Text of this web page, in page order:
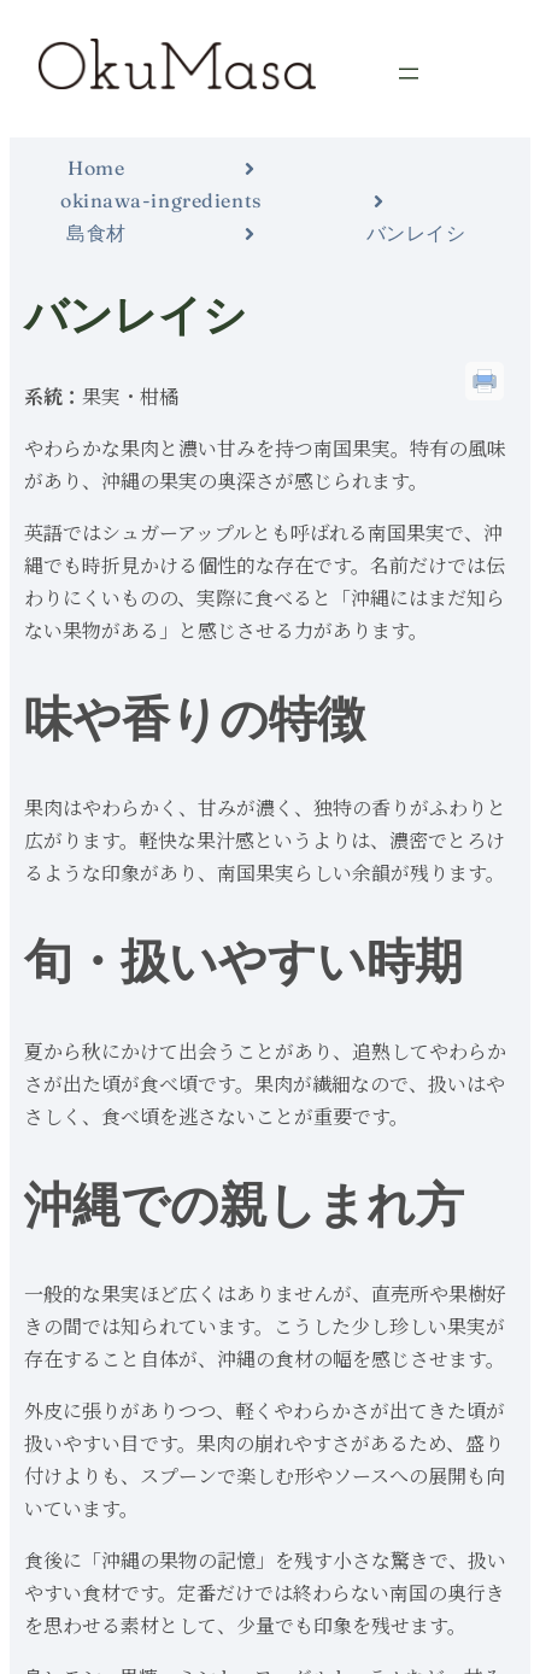
Home
okinawa-ingredients
島食材
バンレイシ
バンレイシ
系統： 果実・柑橘
やわらかな果肉と濃い甘みを持つ南国果実。特有の風味
があり、沖縄の果実の奥深さが感じられます。
英語ではシュガーアップルとも呼ばれる南国果実で、沖
縄でも時折見かける個性的な存在です。名前だけでは伝
わりにくいものの、実際に食べると「沖縄にはまだ知ら
ない果物がある」と感じさせる力があります。
味や香りの特徴
果肉はやわらかく、甘みが濃く、独特の香りがふわりと
広がります。軽快な果汁感というよりは、濃密でとろけ
るような印象があり、南国果実らしい余韻が残ります。
旬・扱いやすい時期
夏から秋にかけて出会うことがあり、追熟してやわらか
さが出た頃が食べ頃です。果肉が繊細なので、扱いはや
さしく、食べ頃を逃さないことが重要です。
沖縄での親しまれ方
一般的な果実ほど広くはありませんが、直売所や果樹好
きの間では知られています。こうした少し珍しい果実が
存在すること自体が、沖縄の食材の幅を感じさせます。
外皮に張りがありつつ、軽くやわらかさが出てきた頃が
扱いやすい目です。果肉の崩れやすさがあるため、盛り
付けよりも、スプーンで楽しむ形やソースへの展開も向
いています。
食後に「沖縄の果物の記憶」を残す小さな驚きで、扱い
やすい食材です。定番だけでは終わらない南国の奥行き
を思わせる素材として、少量でも印象を残せます。